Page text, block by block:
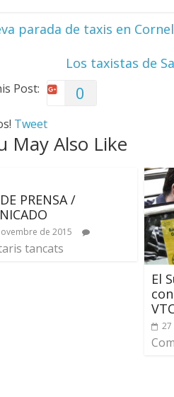
parada de taxis en
Los taxistas de
Post: 0
Tweet
May Also Like
PRENSA /
de 2015
tancats
El
27